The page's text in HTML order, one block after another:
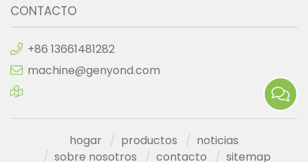
CONTACTO
+86 13661481282
machine@genyond.com
hogar productos
noticias
sobre nosotros
contacto sitemap